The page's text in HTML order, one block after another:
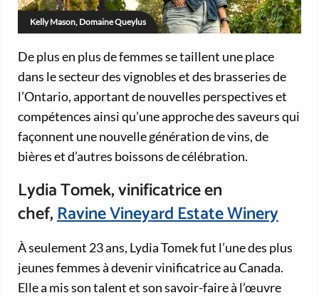
Kelly Mason, Domaine Queylus
De plus en plus de femmes se taillent une place
dans le secteur des vignobles et des brasseries de
l’Ontario, apportant de nouvelles perspectives et
compétences ainsi qu’une approche des saveurs qui
façonnent une nouvelle génération de vins, de
bières et d’autres boissons de célébration.
Lydia Tomek, vinificatrice en
chef,Ravine Vineyard Estate Winery
À seulement 23 ans, Lydia Tomek fut l’une des plus
jeunes femmes à devenir vinificatrice au Canada.
Elle a mis son talent et son savoir-faire à l’œuvre